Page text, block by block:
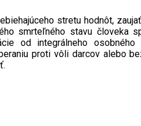
stretu hodnôt,
smrteľného stavu človeka
od integrálneho osobného
proti vôli darcov alebo